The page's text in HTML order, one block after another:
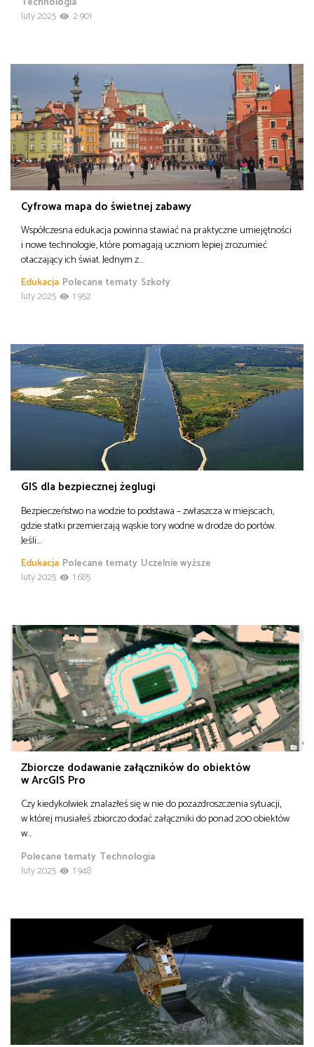
luty 2025
2 901
Cyfrowa mapa do świetnej zabawy
Współczesna edukacja powinna stawiać na praktyczne umiejętności
i nowe technologie, które pomagają uczniom lepiej zrozumieć
otaczający ich świat. Jednym z…
Edukacja Polecane tematy Szkoły
luty 2025
1 952
GIS dla bezpiecznej żeglugi
Bezpieczeństwo na wodzie to podstawa – zwłaszcza w miejscach,
gdzie statki przemierzają wąskie tory wodne w drodze do portów.
Jeśli…
Edukacja Polecane tematy Uczelnie wyższe
luty 2025
1 685
Zbiorcze dodawanie załączników do obiektów
w ArcGIS Pro
Czy kiedykolwiek znalazłeś się w nie do pozazdroszczenia sytuacji,
w której musiałeś zbiorczo dodać załączniki do ponad 200 obiektów
w…
Polecane tematy Technologia
luty 2025
1 948